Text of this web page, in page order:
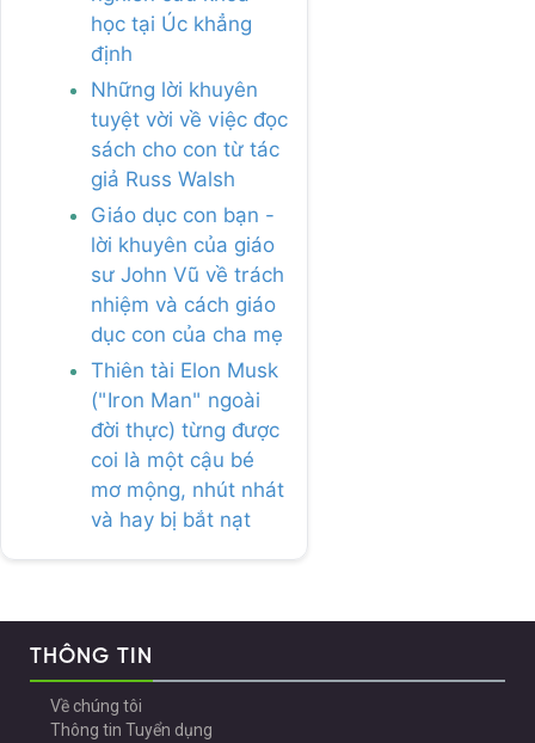
học tại Úc khẳng
định
Những lời khuyên
tuyệt vời về việc đọc
sách cho con từ tác
giả Russ Walsh
Giáo dục con bạn -
lời khuyên của giáo
sư John Vũ về trách
nhiệm và cách giáo
dục con của cha mẹ
Thiên tài Elon Musk
("Iron Man" ngoài
đời thực) từng được
coi là một cậu bé
mơ mộng, nhút nhát
và hay bị bắt nạt
THÔNG TIN
Về chúng tôi
Thông tin Tuyển dụng